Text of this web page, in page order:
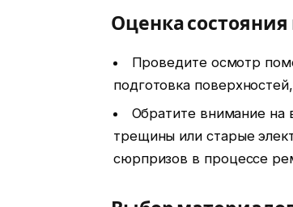
Оценка
Проведите осмотр
подготовка
Обратите внимание на
трещины или старые
сюрпризов в процессе